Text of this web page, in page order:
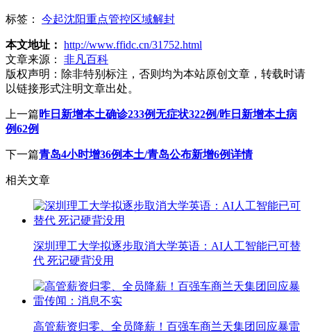
标签： 今起沈阳重点管控区域解封
本文地址： http://www.ffidc.cn/31752.html
文章来源：
非凡百科
版权声明： 除非特别标注，否则均为本站原创文章，转载时请
以链接形式注明文章出处。
上一篇昨日新增本土确诊233例无症状322例/昨日新增本土病
例62例
下一篇青岛4小时增36例本土/青岛公布新增6例详情
相关文章
深圳理工大学拟逐步取消大学英语：AI人工智能已可替
代 死记硬背没用
高管薪资归零、全员降薪！百强车商兰天集团回应暴雷